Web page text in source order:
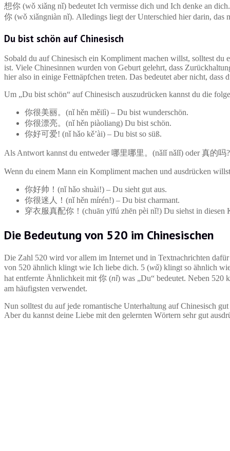
想你 (wǒ xiǎng nǐ) bedeutet Ich vermisse dich und Ich denke an
你 (wǒ xiǎngniàn nǐ). Alledings liegt der Unterschied hier darin, das
Du bist schön auf Chinesisch
Sobald du auf Chinesisch ein Kompliment machen willst, solltest
ist. Viele Chinesinnen wurden von Geburt gelehrt, dass
hier also in einige Fettnäpfchen treten. Das bedeutet aber nicht,
Um „Du bist schön“ auf Chinesisch auszudrücken kannst du die
你很美丽。(nǐ hěn měilì) – Du bist wunderschön.
你很漂亮。(nǐ hěn piàoliang) Du bist schön.
你好可爱! (nǐ hǎo kě’ài) – Du bist so süß.
Als Antwort kannst du entweder 哪里哪里。(nǎlǐ nǎlǐ) oder 真的吗
Wenn du einem Mann ein Kompliment machen und ausdrücken
你好帅！(nǐ hǎo shuài!) – Du sieht gut aus.
你很迷人！(nǐ hěn mírén!) – Du bist charmant.
穿衣服真配你！(chuān yīfú zhēn pèi nǐ!) Du siehst in diesen
Die Bedeutung von 520 im Chinesischen
Die Zahl 520 wird vor allem im Internet und in Textnachrichten
von 520 ähnlich klingt wie Ich liebe dich. 5 (wǔ) klingt so ähnlich
hat entfernte Ähnlichkeit mit 你 (nǐ) was „Du“ bedeutet. Neben 520
am häufigsten verwendet.
Nun solltest du auf jede romantische Unterhaltung auf Chinesisch
Aber du kannst deine Liebe mit den gelernten Wörtern sehr gut